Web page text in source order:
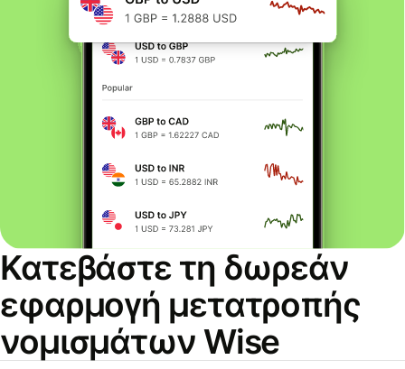
Κατεβάστε τη δωρεάν
εφαρμογή μετατροπής
νομισμάτων Wise